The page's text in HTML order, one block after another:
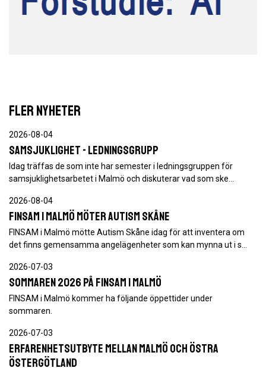
FLER NYHETER
2026-08-04
Samsjuklighet - ledningsgrupp
Idag träffas de som inte har semester i ledningsgruppen för
samsjuklighetsarbetet i Malmö och diskuterar vad som ske…
2026-08-04
FINSAM i Malmö möter Autism Skåne
FINSAM i Malmö mötte Autism Skåne idag för att inventera om
det finns gemensamma angelägenheter som kan mynna ut i s…
2026-07-03
Sommaren 2026 på FINSAM i Malmö
FINSAM i Malmö kommer ha följande öppettider under
sommaren.
2026-07-03
Erfarenhetsutbyte mellan Malmö och Östra
Östergötland